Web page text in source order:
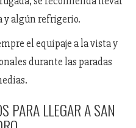
y algún refrigerio.
el equipaje a la vista y
durante las paradas
PARA LLEGAR A SAN